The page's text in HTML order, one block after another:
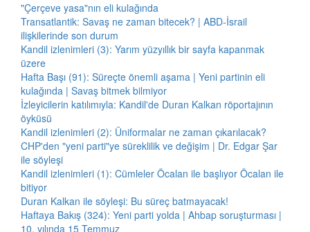
"Çerçeve yasa"nın eli kulağında
Transatlantik: Savaş ne zaman bitecek? | ABD-İsrail
ilişkilerinde son durum
Kandil izlenimleri (3): Yarım yüzyıllık bir sayfa kapanmak
üzere
Hafta Başı (91): Süreçte önemli aşama | Yeni partinin eli
kulağında | Savaş bitmek bilmiyor
İzleyicilerin katılımıyla: Kandil'de Duran Kalkan röportajının
öyküsü
Kandil izlenimleri (2): Üniformalar ne zaman çıkarılacak?
CHP'den "yeni parti"ye süreklilik ve değişim | Dr. Edgar Şar
ile söyleşi
Kandil izlenimleri (1): Cümleler Öcalan ile başlıyor Öcalan ile
bitiyor
Duran Kalkan ile söyleşi: Bu süreç batmayacak!
Haftaya Bakış (324): Yeni parti yolda | Ahbap soruşturması |
10. yılında 15 Temmuz